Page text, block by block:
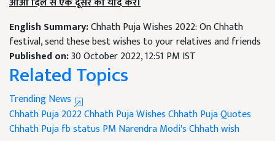
English Summary:Chhath Puja Wishes 2022: On Chhath
festival, send these best wishes to your relatives and friends
Published on:30 October 2022, 12:51 PM IST
Related Topics
Trending News
Chhath Puja 2022Chhath Puja WishesChhath Puja Quotes
Chhath Puja fb status PM Narendra Modi's Chhath wish